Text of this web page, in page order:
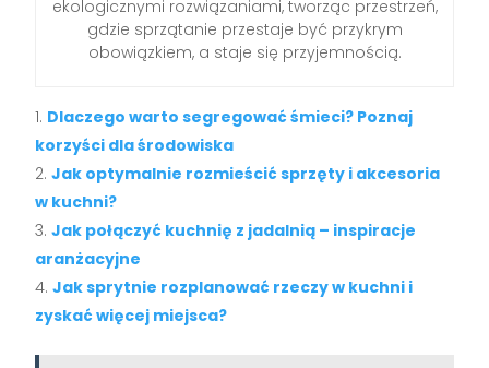
ekologicznymi rozwiązaniami, tworząc przestrzeń,
gdzie sprzątanie przestaje być przykrym
obowiązkiem, a staje się przyjemnością.
Dlaczego warto segregować śmieci? Poznaj
korzyści dla środowiska
Jak optymalnie rozmieścić sprzęty i akcesoria
w kuchni?
Jak połączyć kuchnię z jadalnią – inspiracje
aranżacyjne
Jak sprytnie rozplanować rzeczy w kuchni i
zyskać więcej miejsca?